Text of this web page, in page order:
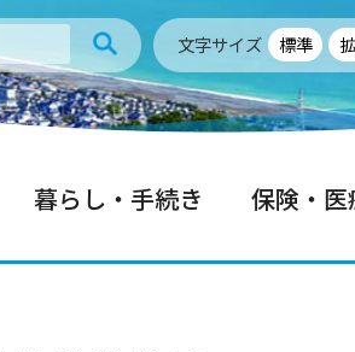
文字サイズ 標準
暮らし・手続き 保険・医